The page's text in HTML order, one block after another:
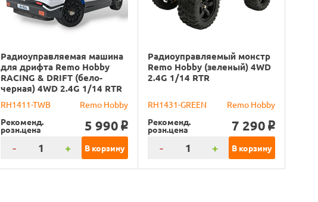
Радиоуправляемая машина
для дрифта Remo Hobby
RACING & DRIFT (бело-
черная) 4WD 2.4G 1/14 RTR
RH1411-TWB
Remo Hobby
Рекоменд.
розн.цена 5 990 o
- + В корзину
Радиоуправляемый монстр
Remo Hobby (зеленый) 4WD
2.4G 1/14 RTR
RH1431-GREEN
Remo Hobby
Рекоменд.
розн.цена 7 290 o
- + В корзину